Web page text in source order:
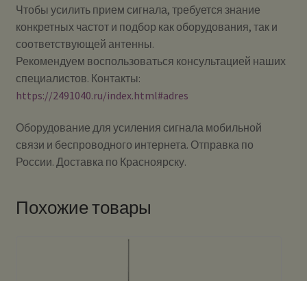
Чтобы усилить прием сигнала, требуется знание
конкретных частот и подбор как оборудования, так и
соответствующей антенны.
Рекомендуем воспользоваться консультацией наших
специалистов. Контакты:
https://2491040.ru/index.html#adres
Оборудование для усиления сигнала мобильной
связи и беспроводного интернета. Отправка по
России. Доставка по Красноярску.
Похожие товары